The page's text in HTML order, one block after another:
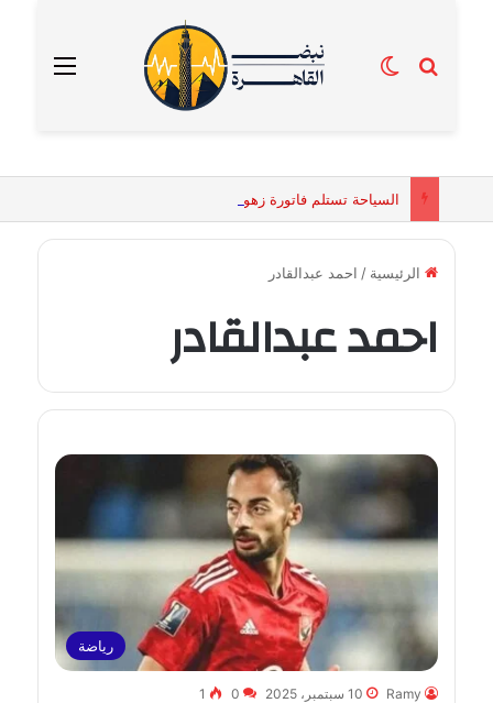
القائمة بحث عنالوضع المظلم
الرئيسية / احمد عبدالقادر
احمد عبدالقادر
رياضة
Ramy 10 سبتمبر، 2025 0
1